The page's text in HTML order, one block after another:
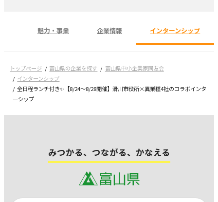
魅力・事業 企業情報 インターンシップ
トップページ 富山県の企業を探す
富山県中小企業家同友会
インターンシップ
全日程ランチ付き✨【8/24～8/28開催】滑川市役所×異業種4社のコラボインタ
ーシップ
みつかる、つながる、かなえる